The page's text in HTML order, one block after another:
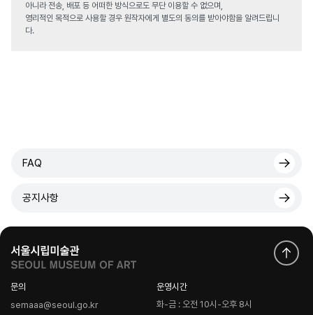
아니라 전송, 배포 등 어떠한 방식으로도 무단 이용할 수 없으며,
영리적인 목적으로 사용할 경우 원작자에게 별도의 동의를 받아야함을 알려드립니
다.
FAQ
공지사항
문의
semaaa@seoul.go.kr
운영시간
화-금 : 오전 10시-오후 8시